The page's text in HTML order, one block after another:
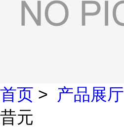
首页 > 产品展厅
昔元